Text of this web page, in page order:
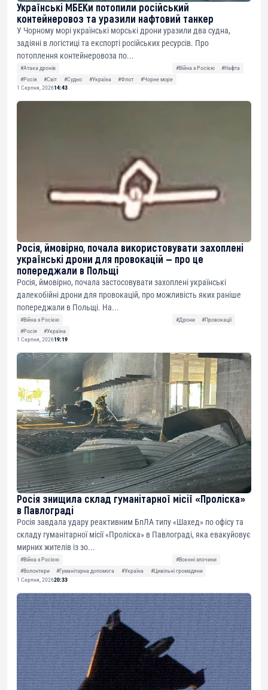
Українські МБЕКи потопили російський
контейнеровоз та уразили нафтовий танкер
У Чорному морі українські морські дрони уразили два судна,
задіяні в логістиці та експорті російських ресурсів. Про
потоплення контейнеровоза по...
#Атака дронів #Війна з Росією
#Нафта
#Росія
#Світ #Судно #Україна #Флот
#Чорне море
1 Серпня, 202614:43
Росія, ймовірно, почала використовувати захоплені
українські дрони для провокацій — про це
попереджали в Польщі
Росія, ймовірно, почала застосовувати захоплені українські
далекобійні дрони для провокацій, про можливість яких раніше
попереджали в Польщі. На...
#Війна з Росією #Дрони
#Провокації
#Росія
#Україна
1 Серпня, 202619:19
Росія знищила склад гуманітарної місії «Проліска»
в Павлограді
Росія завдала удару реактивним БпЛА типу «Шахед» по офісу та
складу гуманітарної місії «Проліска» в Павлограді, яка евакуйовує
мирних жителів із зо...
#Війна з Росією
#Воєнні злочини
#Волонтери
#Гуманітарна допомога #Україна
#Цивільні громадяни
1 Серпня, 202620:33